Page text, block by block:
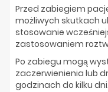
Przed zabiegiem
możliwych skutkach
stosowanie
zastosowaniem
Po zabiegu mogą
zaczerwienienia lub
godzinach do kilku dni.